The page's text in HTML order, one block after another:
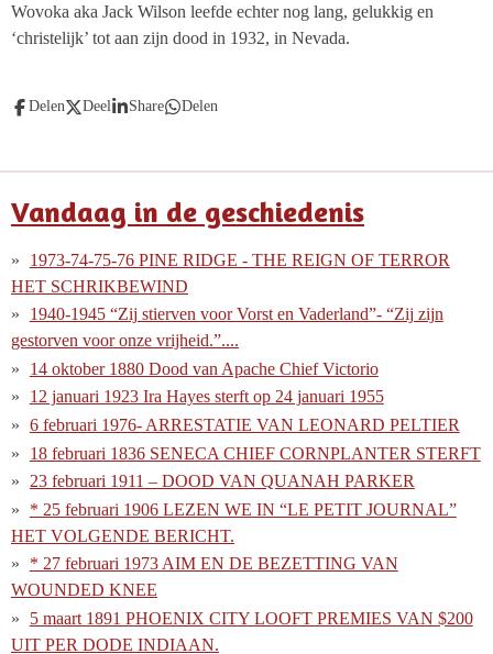
Wovoka aka Jack Wilson leefde echter nog lang, gelukkig en
‘christelijk’ tot aan zijn dood in 1932, in Nevada.
Delen Deel Share Delen
Vandaag in de geschiedenis
1973-74-75-76 PINE RIDGE - THE REIGN OF TERROR
HET SCHRIKBEWIND
1940-1945 “Zij stierven voor Vorst en Vaderland”- “Zij zijn
gestorven voor onze vrijheid.”....
14 oktober 1880 Dood van Apache Chief Victorio
12 januari 1923 Ira Hayes sterft op 24 januari 1955
6 februari 1976- ARRESTATIE VAN LEONARD PELTIER
18 februari 1836 SENECA CHIEF CORNPLANTER STERFT
23 februari 1911 – DOOD VAN QUANAH PARKER
* 25 februari 1906 LEZEN WE IN “LE PETIT JOURNAL”
HET VOLGENDE BERICHT.
* 27 februari 1973 AIM EN DE BEZETTING VAN
WOUNDED KNEE
5 maart 1891 PHOENIX CITY LOOFT PREMIES VAN $200
UIT PER DODE INDIAAN.